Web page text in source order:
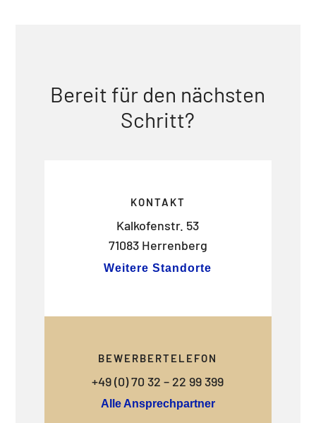
Bereit für den nächsten
Schritt?
KONTAKT
Kalkofenstr. 53
71083 Herrenberg
Weitere Standorte
BEWERBERTELEFON
+49 (0) 70 32 – 22 99 399
Alle Ansprechpartner